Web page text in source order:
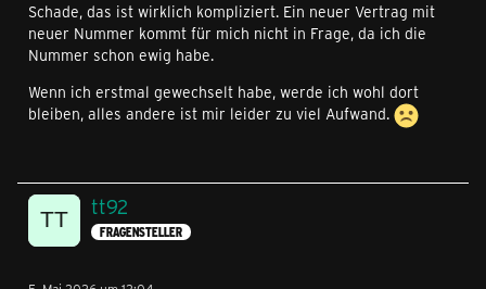
Schade, das ist wirklich kompliziert. Ein neuer Vertrag mit
neuer Nummer kommt für mich nicht in Frage, da ich die
Nummer schon ewig habe.
Wenn ich erstmal gewechselt habe, werde ich wohl dort
bleiben, alles andere ist mir leider zu viel Aufwand.
tt92
FRAGENSTELLER